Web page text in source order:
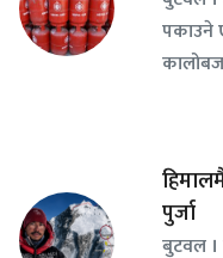
पकाउने
पुर्जा
बुटवल ।